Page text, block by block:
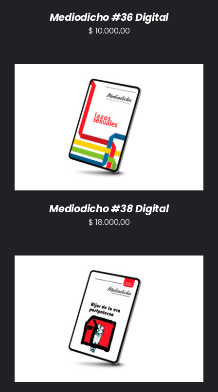
Mediodicho #36 Digital
$ 10.000,00
AÑADIR AL CARRITO /
Mediodicho #38 Digital
$ 18.000,00
AÑADIR AL CARRITO /